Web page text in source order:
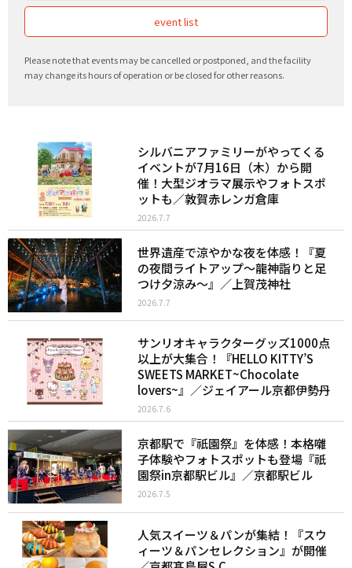
event list
Please note that events may be cancelled or postponed, and the facility
may change its hours of operation or be closed for other reasons.
シルバニアファミリーがやってくる
イベントが7月16日（木）から開
催！大型ジオラマ展示やフォトスポ
ットも／敦賀赤レンガ倉庫
2026.7.7
世界遺産で涼やかな夜を体感！『夏
の夜間ライトアップ～龍神詣りと足
つけ夕涼み～』／上賀茂神社
2026.7.7
サンリオキャラクターグッズ1000点
以上が大集合！『HELLO KITTY’S
SWEETS MARKET~Chocolate
lovers~』／ジェイアール京都伊勢丹
2026.7.6
京都駅で『祇園祭』を体感！本格囃
子体験やフォトスポットも登場『祇
園祭in京都駅ビル』／京都駅ビル
2026.7.5
人気スイーツ＆パンが集結！『スウ
ィーツ＆パンセレクション』が開催